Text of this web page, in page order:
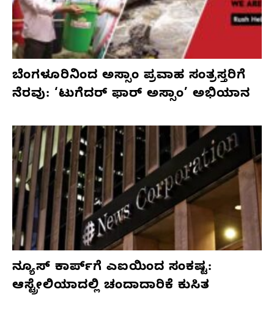
ಬೆಂಗಳೂರಿನಿಂದ ಅಸ್ಸಾಂ ಪ್ರವಾಹ ಸಂತ್ರಸ್ತರಿಗೆ
ನೆರವು: ‘ಟುಗೆದರ್ ಫಾರ್ ಅಸ್ಸಾಂ’ ಅಭಿಯಾನ
ನ್ಯೂಸ್ ಕಾರ್ಪ್‌ಗೆ ಎಐಯಿಂದ ಸಂಕಷ್ಟ:
ಆಸ್ಟ್ರೇಲಿಯಾದಲ್ಲಿ ಚಂದಾದಾರಿಕೆ ಕುಸಿತ